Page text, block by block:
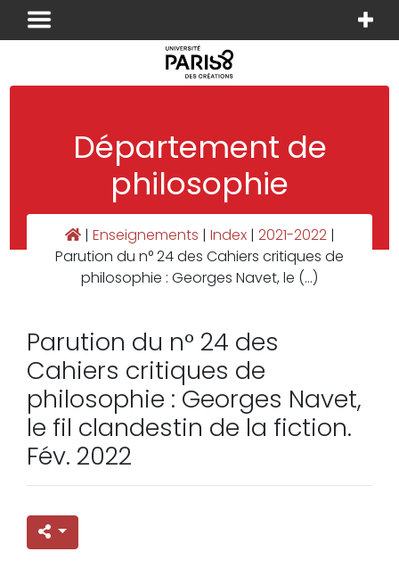
Panneau de gestion des cookies
Département de
philosophie
| Enseignements | Index | 2021-2022 |
Parution du n° 24 des Cahiers critiques de
philosophie : Georges Navet, le (…)
Parution du n° 24 des
Cahiers critiques de
philosophie : Georges Navet,
le fil clandestin de la fiction.
Fév. 2022